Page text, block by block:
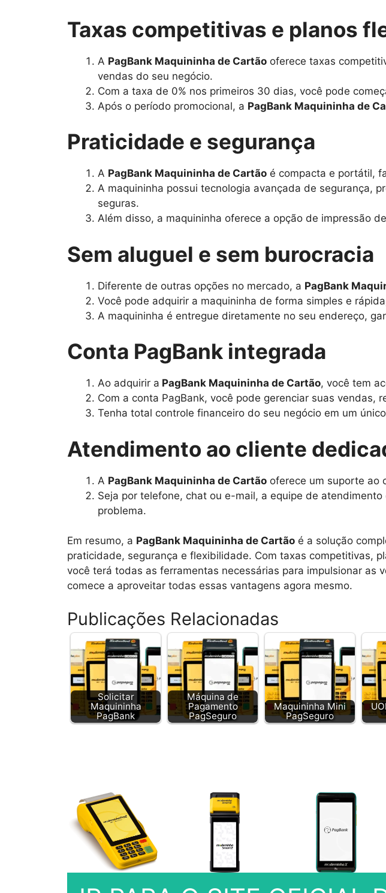
Taxas competitivas e planos
A PagBank Maquininha de Cartão oferece taxas
vendas do seu negócio.
Com a taxa de 0% nos primeiros 30 dias, você pode
Após o período promocional, a PagBank Maquininha de
Praticidade e segurança
A PagBank Maquininha de Cartão é compacta e portátil,
A maquininha possui tecnologia avançada de segurança,
seguras.
Além disso, a maquininha oferece a opção de impressão
Sem aluguel e sem burocracia
Diferente de outras opções no mercado, a PagBank
Você pode adquirir a maquininha de forma simples e
A maquininha é entregue diretamente no seu endereço,
Conta PagBank integrada
Ao adquirir a PagBank Maquininha de Cartão, você tem
Com a conta PagBank, você pode gerenciar suas vendas,
Tenha total controle financeiro do seu negócio em um
Atendimento ao cliente
A PagBank Maquininha de Cartão oferece um suporte ao
Seja por telefone, chat ou e-mail, a equipe de
problema.
Em resumo, a PagBank Maquininha de Cartão é a solução
praticidade, segurança e flexibilidade. Com taxas competitivas,
você terá todas as ferramentas necessárias para impulsionar as
comece a aproveitar todas essas vantagens agora mesmo.
Publicações Relacionadas
Solicitar
Maquininha
PagBank
Máquina de
Pagamento
PagSeguro
Maquininha Mini
PagSeguro